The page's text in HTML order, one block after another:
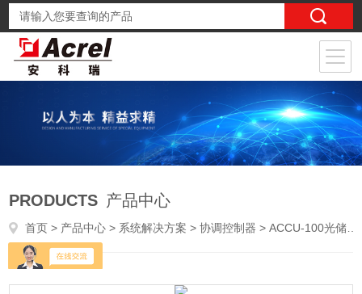
PRODUCTS 产品中心
首页 > 产品中心 > 系统解决方案 >协调控制器 > ACCU-100光储充策略下发控制器